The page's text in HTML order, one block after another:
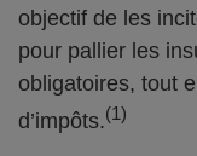
objectif de les
pour pallier les
obligatoires, tout
d’impôts.(1)